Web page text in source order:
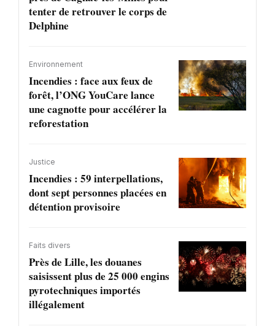
tenter de retrouver le corps de
Delphine
Environnement
Incendies : face aux feux de
forêt, l’ONG YouCare lance
une cagnotte pour accélérer la
reforestation
Justice
Incendies : 59 interpellations,
dont sept personnes placées en
détention provisoire
Faits divers
Près de Lille, les douanes
saisissent plus de 25 000 engins
pyrotechniques importés
illégalement